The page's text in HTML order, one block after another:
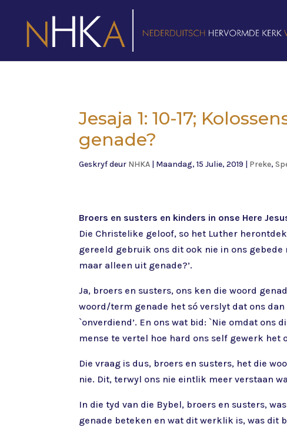
Jesaja 1: 10-17;
genade?
Geskryf deur NHKA | Maandag, 15 Julie, 2019 | Preke,
Broers en susters en kinders in onse Here
Die Christelike geloof, so het Luther
gereeld gebruik ons dit ook nie in ons
maar alleen uit genade?’.
Ja, broers en susters, ons ken die woord
woord/term genade het só verslyt dat ons dan
`onverdiend’. En ons wat bid: `Nie omdat ons
mense te vertel hoe hard ons self gewerk het
Die vraag is dus, broers en susters, het die
nie. Dit, terwyl ons nie eintlik meer verstaan
In die tyd van die Bybel, broers en susters,
genade beteken en wat dit werklik is, was dit